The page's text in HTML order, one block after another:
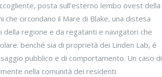
posta sull’esterno lembo ovest della
circondano il Mare di Blake, una distesa
regione e da regatanti e navigatori che
benché sia di proprietà dei Linden Lab, é
pubblico e di comportamento. Un caso di
nella comunità dei residenti.